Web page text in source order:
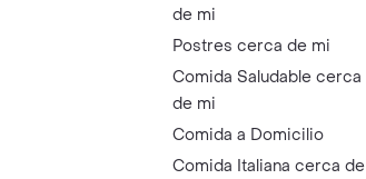
de mi
Postres cerca de mi
Comida Saludable cerca
de mi
Comida a Domicilio
Comida Italiana cerca de